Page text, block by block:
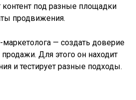
контент под разные площадки
продвижения.
маркетолога — создать доверие
Для этого он находит
и тестирует разные подходы.